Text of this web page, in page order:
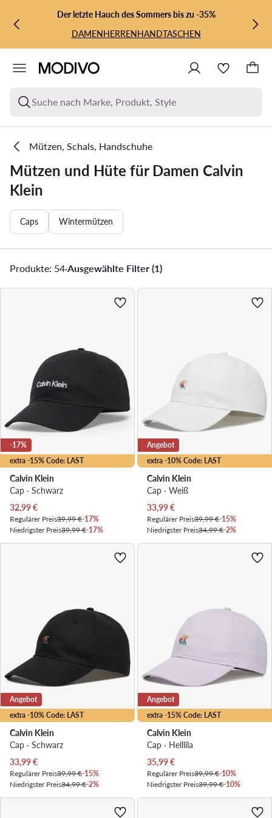
ZUM HAUPTINHALT SPRINGEN
ZUR SUCHEDer letzte Hauch des Sommers bis zu -35%
DAMENHERRENHANDTASCHEN
Suche nach Marke, Produkt, Style
Mützen, Schals, Handschuhe
Mützen und Hüte für Damen Calvin
Klein
Caps Wintermützen
Produkte: 54·Ausgewählte Filter (1)
extra -15% Code: LAST
-17%
Calvin Klein
Cap · Schwarz
Aktueller Preis
32,99€
Regulärer Preis39,99 €-17%
Niedrigster Preis39,99 €-17%
extra -10% Code: LAST
Angebot
Calvin Klein
Cap · Weiß
Aktueller Preis
33,99€
Regulärer Preis39,99 €-15%
Niedrigster Preis34,99 €-2%
extra -10% Code: LAST
Angebot
Calvin Klein
Cap · Schwarz
Aktueller Preis
33,99€
Regulärer Preis39,99 €-15%
Niedrigster Preis34,99 €-2%
extra -15% Code: LAST
Angebot
Calvin Klein
Cap · Helllila
Aktueller Preis
35,99€
Regulärer Preis39,99 €-10%
Niedrigster Preis39,99 €-10%